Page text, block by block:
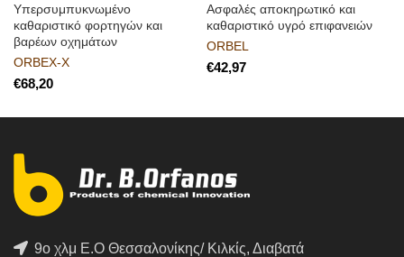
Υπερσυμπυκνωμένο
καθαριστικό φορτηγών και
βαρέων οχημάτων
ORBEX-X
€
Ασφαλές αποκηρωτικό και
καθαριστικό υγρό επιφανειών
ORBEL
€
9ο χλμ Ε.Ο Θεσσαλονίκης/ Κιλκίς, Διαβατά